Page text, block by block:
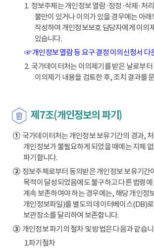
1. 정보주체는 개인정보 열람·정정·삭제·처
불만이 있거나 이의가 있을 경우에는 아
작성하여 개인정보보호 담당자에게 이의
있습니다.
☞ 개인정보 열람 등 요구 결정 이의신청서 다
2. 국가데이터처는 이의제기를 받은 날로부터
이의제기 내용을 검토한 후, 조치 결과를
제7조(개인정보의 파기)
①국가데이터처는 개인정보 보유기간의 경과,
개인정보가 불필요하게 되었을 때에는 지체
파기합니다.
②정보주체로부터 동의받은 개인정보 보유기간
목적이 달성되었음에도 불구하고 다른 법령
계속 보존하여야 하는 경우에는, 해당 개인정
개인정보파일)를 별도의 데이터베이스(DB)
보관장소를 달리하여 보존합니다.
③개인정보 파기의 절차 및 방법은 다음과 같습
1.파기절차